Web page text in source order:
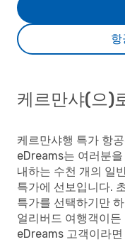
항
케르만샤(으)
케르만샤행 특가 항
eDreams는 여러분
내하는 수천 개의 일
특가에 선보입니다.
특가를 선택하기만
얼리버드 여행객이
eDreams 고객이라